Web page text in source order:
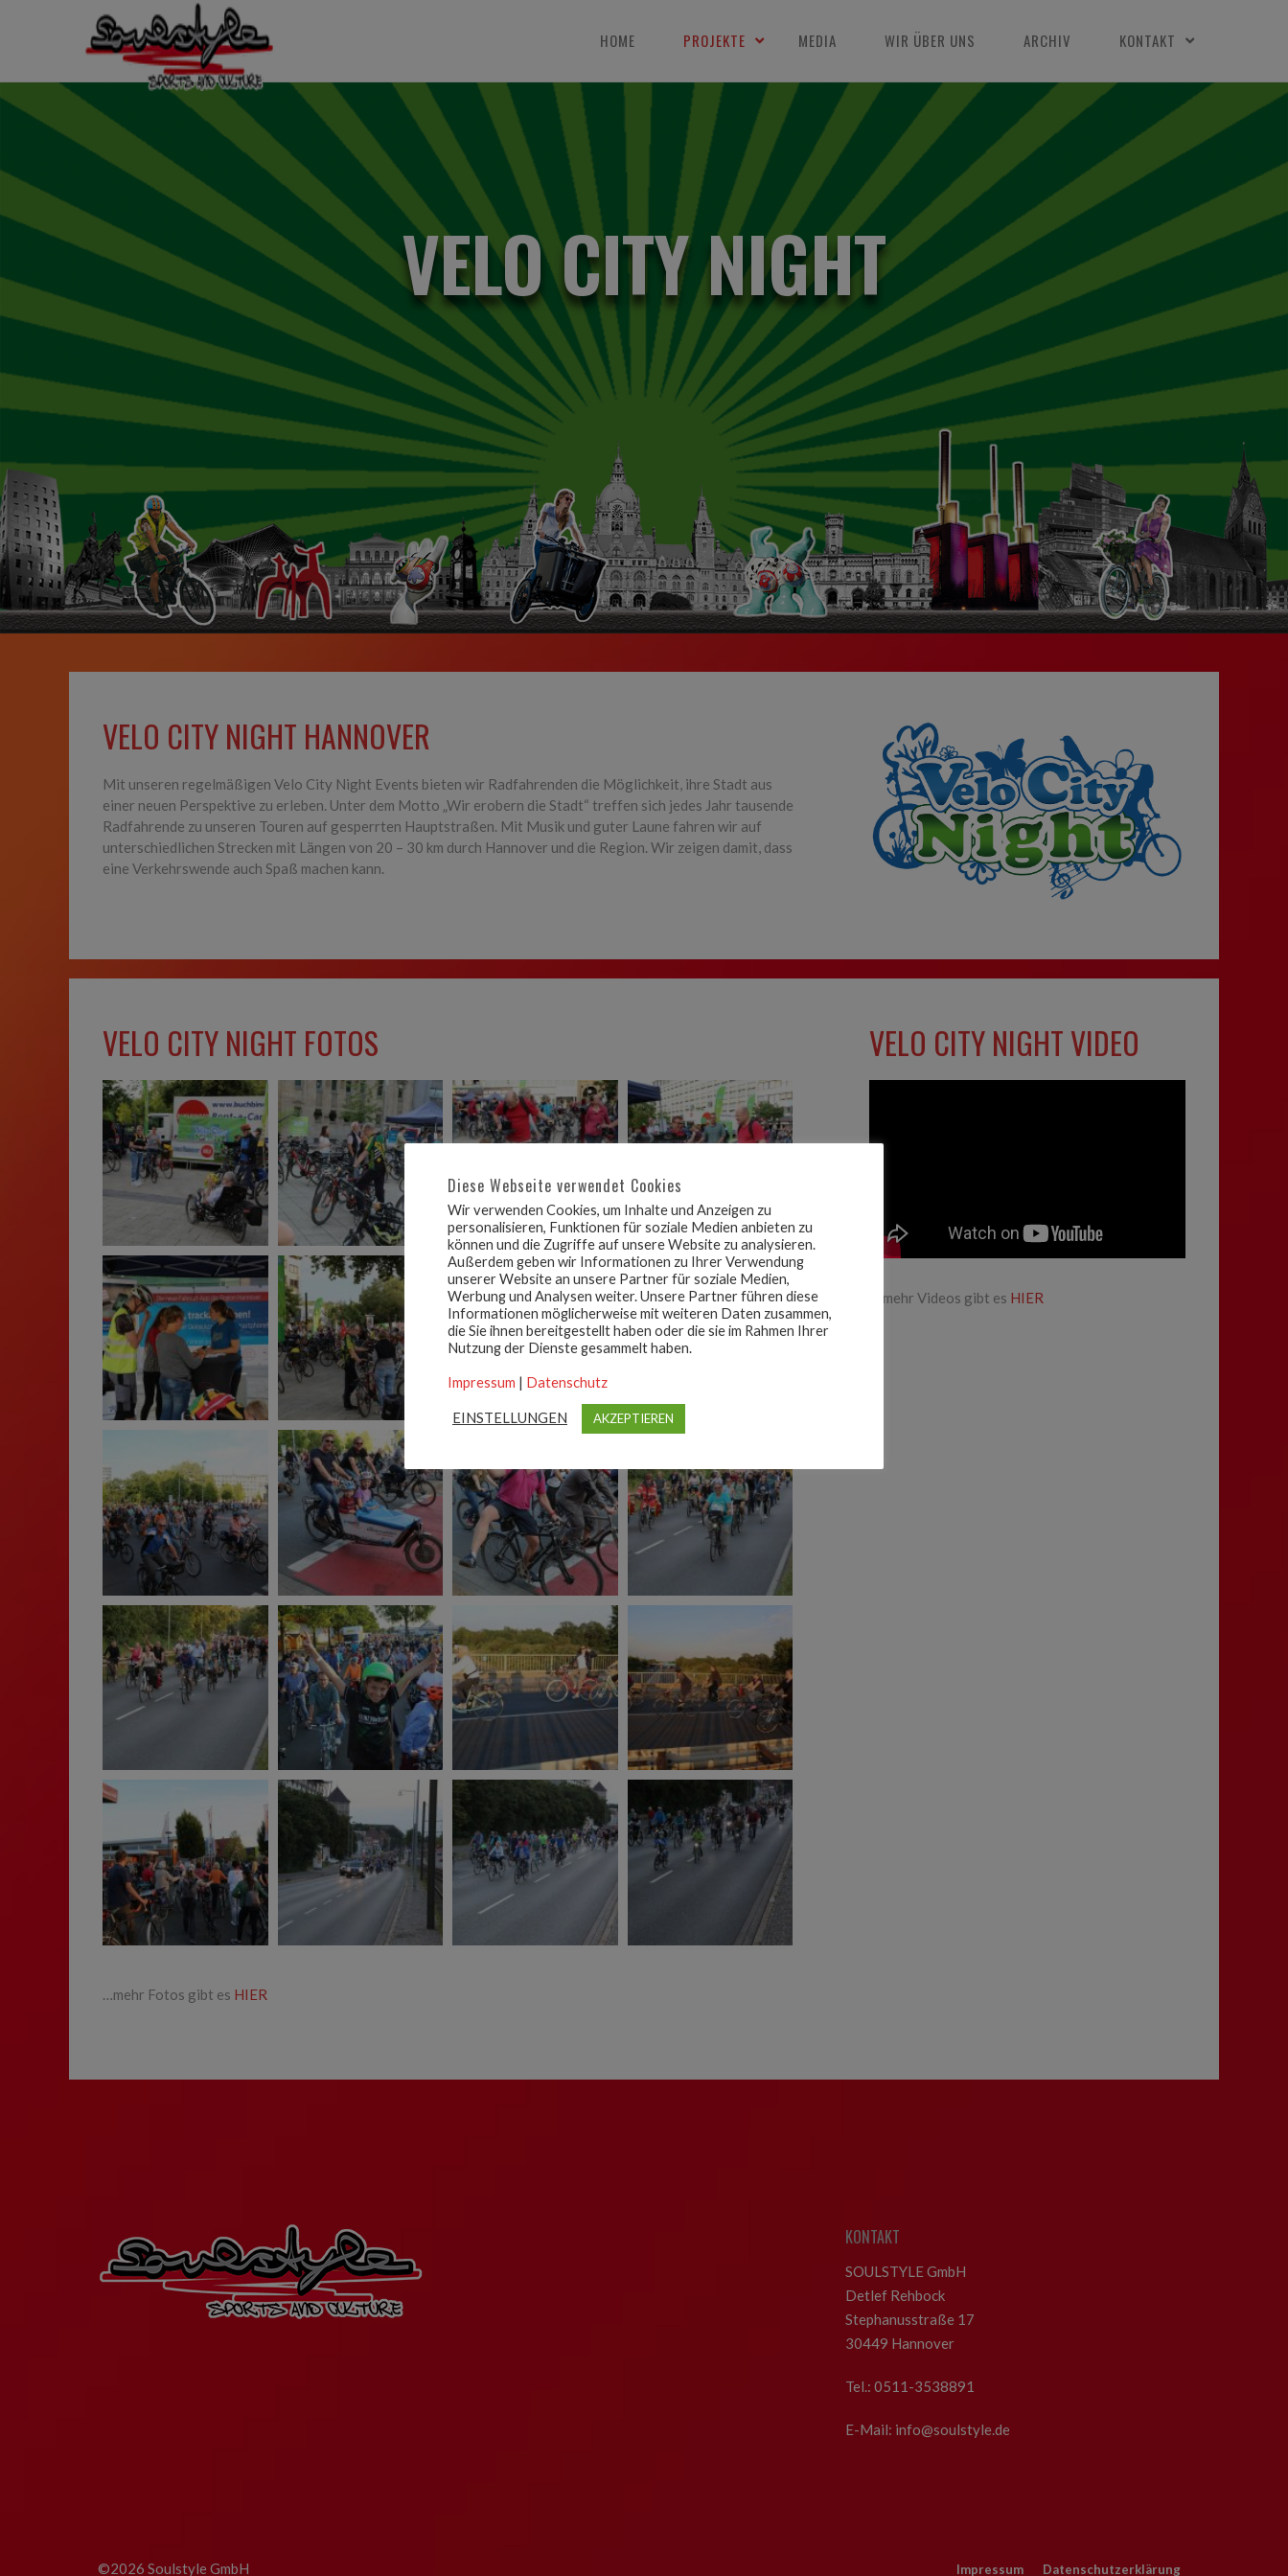
HOME PROJEKTE MEDIA WIR ÜBER UNS ARCHIV KONTAKT
VELO CITY NIGHT
VELO CITY NIGHT HANNOVER
Mit unseren regelmäßigen Velo City Night Events bieten wir Radfahrenden die Möglichkeit, ihre Stadt aus
einer neuen Perspektive zu erleben. Unter dem Motto „Wir erobern die Stadt“ treffen sich jedes Jahr tausende
Radfahrende zu unseren Touren auf gesperrten Hauptstraßen. Mit Musik und guter Laune fahren wir auf
unterschiedlichen Strecken mit Längen von 20 – 30 km durch Hannover und die Region. Wir zeigen damit, dass
eine Verkehrswende auch Spaß machen kann.
VELO CITY NIGHT FOTOS
…mehr Fotos gibt es HIER
VELO CITY NIGHT VIDEO
… mehr Videos gibt es HIER
KONTAKT
SOULSTYLE GmbH
Detlef Rehbock
Stephanusstraße 17
30449 Hannover
Tel.: 0511-3538891
E-Mail: info@soulstyle.de
Impressum Datenschutzerklärung
©2026 Soulstyle GmbH
Diese Webseite verwendet Cookies
Wir verwenden Cookies, um Inhalte und Anzeigen zu
personalisieren, Funktionen für soziale Medien anbieten zu
können und die Zugriffe auf unsere Website zu analysieren.
Außerdem geben wir Informationen zu Ihrer Verwendung
unserer Website an unsere Partner für soziale Medien,
Werbung und Analysen weiter. Unsere Partner führen diese
Informationen möglicherweise mit weiteren Daten zusammen,
die Sie ihnen bereitgestellt haben oder die sie im Rahmen Ihrer
Nutzung der Dienste gesammelt haben.
Impressum | Datenschutz
EINSTELLUNGEN AKZEPTIEREN